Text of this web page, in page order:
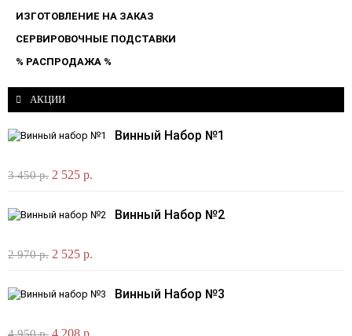
ИЗГОТОВЛЕНИЕ НА ЗАКАЗ
СЕРВИРОВОЧНЫЕ ПОДСТАВКИ
% РАСПРОДАЖА %
АКЦИИ
Винный Набор №1
3 450 р. 2 525 р.
Винный Набор №2
2 970 р. 2 525 р.
Винный Набор №3
4 208 р.